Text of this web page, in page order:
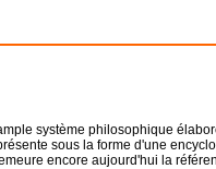
système philosophique
sous la forme d'une
encore aujourd'hui la